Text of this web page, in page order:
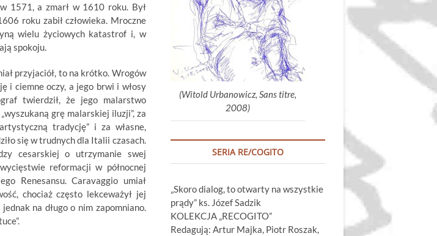
1571, a zmarł w 1610 roku. Był
roku zabił człowieka. Mroczne
wielu życiowych katastrof i, w
spokoju.
przyjaciół, to na krótko. Wrogów
i ciemne oczy, a jego brwi i włosy
twierdził, że jego malarstwo
grę malarskiej iluzji”, za
tradycję” i za własne,
się w trudnych dla Italii czasach.
cesarskiej o utrzymanie swej
reformacji w północnej
Renesansu. Caravaggio umiał
chociaż często lekceważył jej
na długo o nim zapomniano.
(Witold Urbanowicz, Sans titre,
2008)
SERIA RE/COGITO
„Skoro dialog, to otwarty na wszystkie
prądy” ks. Józef Sadzik
KOLEKCJA „RECOGITO”
Redagują: Artur Majka, Piotr Roszak,